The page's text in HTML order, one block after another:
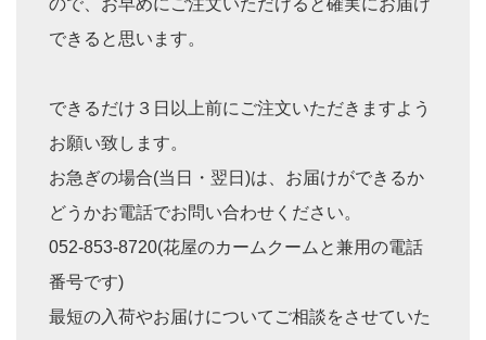
できると思います。
できるだけ３日以上前にご注文いただきますよう
お願い致します。
お急ぎの場合(当日・翌日)は、お届けができるか
どうかお電話でお問い合わせください。
052-853-8720(花屋のカームクームと兼用の電話
番号です)
最短の入荷やお届けについてご相談をさせていた